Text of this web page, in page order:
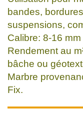
bandes,
suspensions,
Calibre: 8-16 mm
Rendement au
bâche ou
Marbre
Fix.